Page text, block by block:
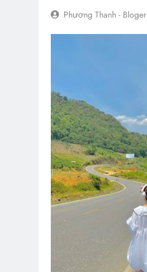
Phương Thanh - Bloger